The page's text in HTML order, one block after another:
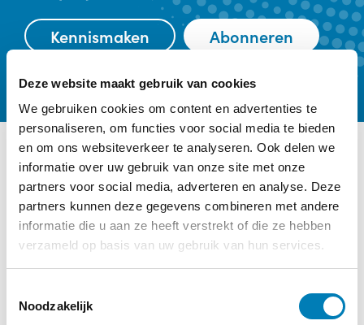
Deze website maakt gebruik van cookies
We gebruiken cookies om content en advertenties te
personaliseren, om functies voor social media te bieden
en om ons websiteverkeer te analyseren. Ook delen we
informatie over uw gebruik van onze site met onze
partners voor social media, adverteren en analyse. Deze
partners kunnen deze gegevens combineren met andere
informatie die u aan ze heeft verstrekt of die ze hebben
verzameld op basis van uw gebruik van hun services.
Noodzakelijk
Kennismaken Abonneren
Ander interessant nieuws
Categorie:Gezondheid / Ziekte